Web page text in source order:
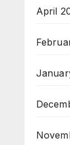
April